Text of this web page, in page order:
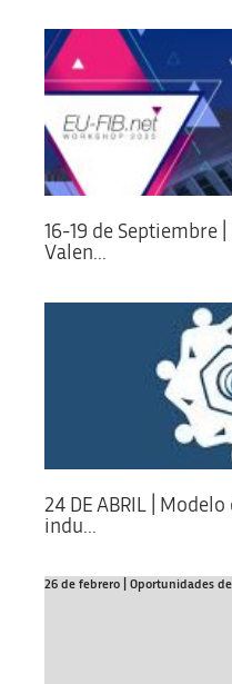
16-19 de Septiembre
Valen...
24 DE ABRIL |
indu...
26 de febrero | Oportunidades de